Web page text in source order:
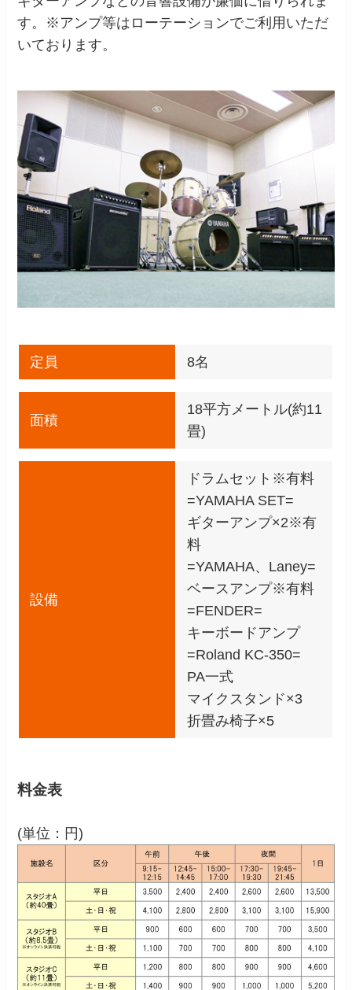
す。※アンプ等はローテーションでご利用いただ
いております。
定員 8名
面積
18平方メートル(約11
畳)
設備
ドラムセット※有料
=YAMAHA SET=
ギターアンプ×2※有
料
=YAMAHA、Laney=
ベースアンプ※有料
=FENDER=
キーボードアンプ
=Roland KC-350=
PA一式
マイクスタンド×3
折畳み椅子×5
料金表
(単位：円)